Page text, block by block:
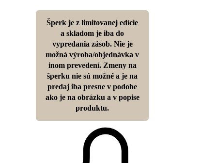
Šperk je z limitovanej edície
a skladom je iba do
vypredania zásob. Nie je
možná výroba/objednávka v
inom prevedení. Zmeny na
šperku nie sú možné a je na
predaj iba presne v podobe
ako je na obrázku a v popise
produktu.